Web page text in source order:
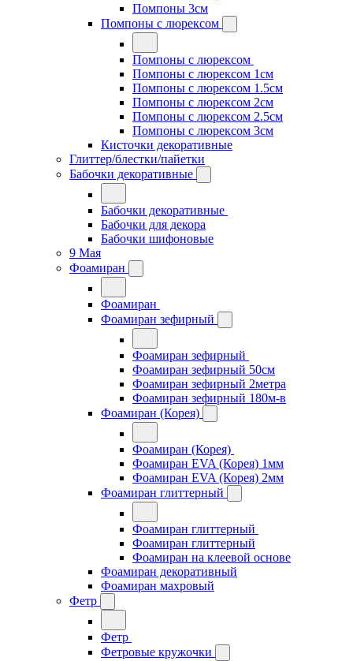
Помпоны 3см
Помпоны с люрексом
Помпоны с люрексом
Помпоны с люрексом 1см
Помпоны с люрексом 1.5см
Помпоны с люрексом 2см
Помпоны с люрексом 2.5см
Помпоны с люрексом 3см
Кисточки декоративные
Глиттер/блестки/пайетки
Бабочки декоративные
Бабочки декоративные
Бабочки для декора
Бабочки шифоновые
9 Мая
Фоамиран
Фоамиран
Фоамиран зефирный
Фоамиран зефирный
Фоамиран зефирный 50см
Фоамиран зефирный 2метра
Фоамиран зефирный 180м-в
Фоамиран (Корея)
Фоамиран (Корея)
Фоамиран EVA (Корея) 1мм
Фоамиран EVA (Корея) 2мм
Фоамиран глиттерный
Фоамиран глиттерный
Фоамиран глиттерный
Фоамиран на клеевой основе
Фоамиран декоративный
Фоамиран махровый
Фетр
Фетр
Фетровые кружочки